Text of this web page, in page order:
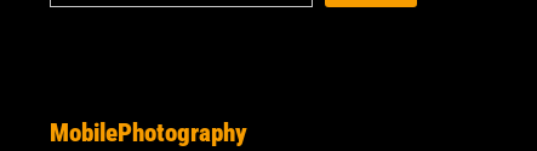
MobilePhotography